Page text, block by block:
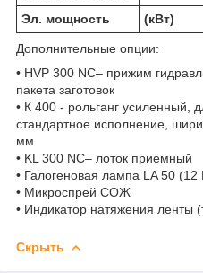
Эл. мощность (кВт)
Дополнительные опции:
• HVP 300 NC– прижим
пакета заготовок
• К 400 - рольганг усиленный,
стандартное исполнение,
мм
• KL 300 NC– лоток приемный
• Галогеновая лампа LA 50 (12
• Микроспрей СОЖ
• Индикатор натяжения ленты
Скрыть